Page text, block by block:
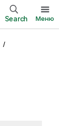
Search Меню